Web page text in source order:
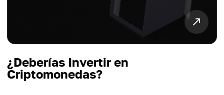
¿Deberías Invertir en
Criptomonedas?